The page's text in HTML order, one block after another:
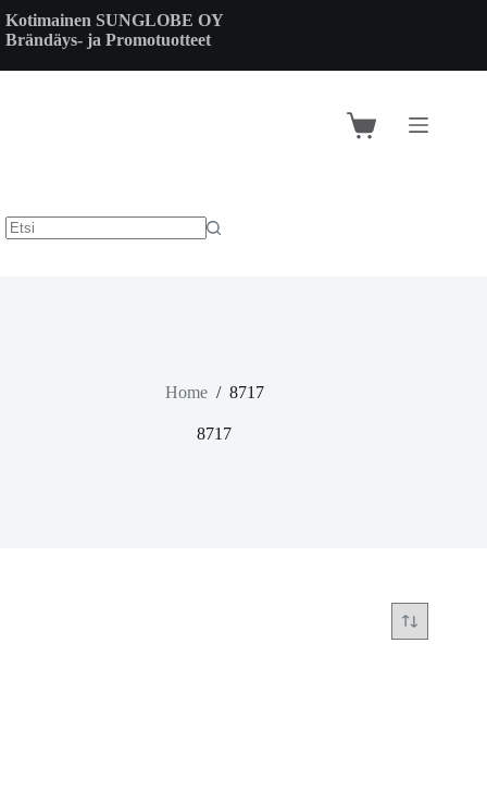
to
content
Kotimainen SUNGLOBE OY
Brändäys- ja Promotuotteet
Shopping
Home / 8717
8717